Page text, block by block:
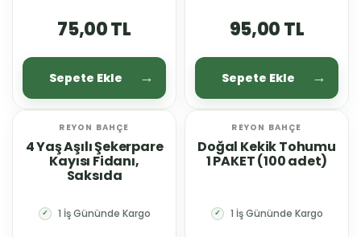
75,00 TL
Sepete Ekle
95,00 TL
Sepete Ekle
REYON BAHÇE
4 Yaş Aşılı Şekerpare
Kayısı Fidanı,
Saksıda
✓ 1 İş Gününde Kargo
REYON BAHÇE
Doğal Kekik Tohumu
1 PAKET (100 adet)
✓ 1 İş Gününde Kargo